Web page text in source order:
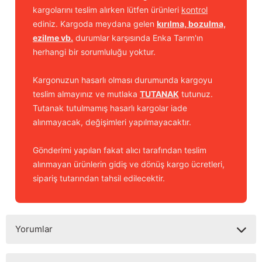
kargolarını teslim alırken lütfen ürünleri kontrol
ediniz. Kargoda meydana gelen kırılma, bozulma,
ezilme vb. durumlar karşısında Enka Tarım'ın
herhangi bir sorumluluğu yoktur.
Kargonuzun hasarlı olması durumunda kargoyu
teslim almayınız ve mutlaka TUTANAK tutunuz.
Tutanak tutulmamış hasarlı kargolar iade
alınmayacak, değişimleri yapılmayacaktır.
Gönderimi yapılan fakat alıcı tarafından teslim
alınmayan ürünlerin gidiş ve dönüş kargo ücretleri,
sipariş tutarından tahsil edilecektir.
Yorumlar